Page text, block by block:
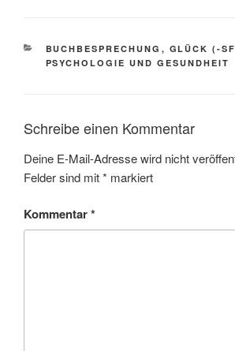
KATEGORIEN
BUCHBESPRECHUNG , GLÜCK (-
PSYCHOLOGIE UND GESUNDHEIT
Schreibe einen Kommentar
Deine E-Mail-Adresse wird nicht
Felder sind mit* markiert
Kommentar*